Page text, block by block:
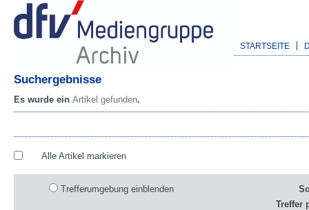
STARTSEITE
Suchergebnisse
Es wurde ein Artikel gefunden.
Alle Artikel markieren
Trefferumgebung einblenden
Treffer